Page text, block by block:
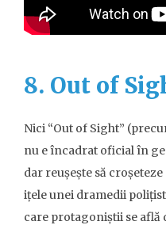
8. Out of
Nici “Out of Sight”
nu e încadrat oficial în
dar reușește să
ițele unei dramedii
care protagoniștii se află